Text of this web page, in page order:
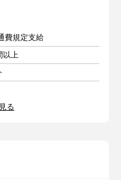
費規定支給
以上
る